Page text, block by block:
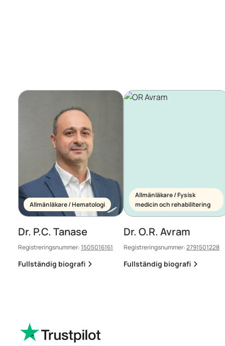
Allmänläkare / Hematologi
Dr. P.C. Tanase
Registreringsnummer:1505016161
Fullständig biografi
Allmänläkare / Fysisk
medicin och rehabilitering
Dr. O.R. Avram
Registreringsnummer:2791501228
Fullständig biografi